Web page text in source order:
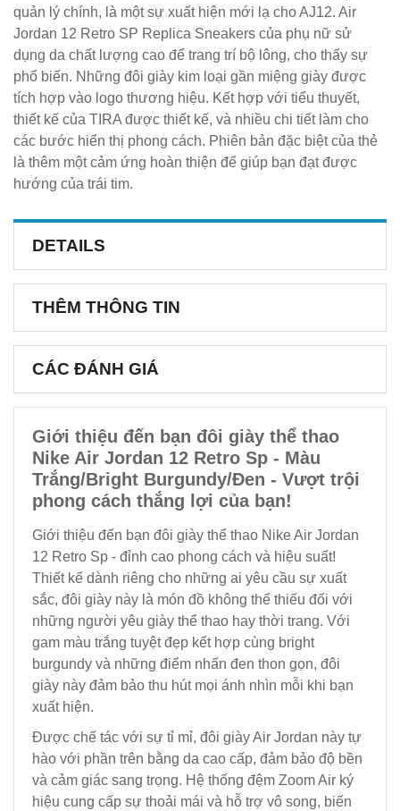
quản lý chính, là một sự xuất hiện mới lạ cho AJ12. Air
Jordan 12 Retro SP Replica Sneakers của phụ nữ sử
dụng da chất lượng cao để trang trí bộ lông, cho thấy sự
phổ biến. Những đôi giày kim loại gần miệng giày được
tích hợp vào logo thương hiệu. Kết hợp với tiểu thuyết,
thiết kế của TIRA được thiết kế, và nhiều chi tiết làm cho
các bước hiển thị phong cách. Phiên bản đặc biệt của thẻ
là thêm một cảm ứng hoàn thiện để giúp bạn đạt được
hướng của trái tim.
DETAILS
THÊM THÔNG TIN
CÁC ĐÁNH GIÁ
Giới thiệu đến bạn đôi giày thể thao
Nike Air Jordan 12 Retro Sp - Màu
Trắng/Bright Burgundy/Đen - Vượt trội
phong cách thắng lợi của bạn!
Giới thiệu đến bạn đôi giày thể thao Nike Air Jordan
12 Retro Sp - đỉnh cao phong cách và hiệu suất!
Thiết kế dành riêng cho những ai yêu cầu sự xuất
sắc, đôi giày này là món đồ không thể thiếu đối với
những người yêu giày thể thao hay thời trang. Với
gam màu trắng tuyệt đẹp kết hợp cùng bright
burgundy và những điểm nhấn đen thon gọn, đôi
giày này đảm bảo thu hút mọi ánh nhìn mỗi khi bạn
xuất hiện.
Được chế tác với sự tỉ mỉ, đôi giày Air Jordan này tự
hào với phần trên bằng da cao cấp, đảm bảo độ bền
và cảm giác sang trọng. Hệ thống đệm Zoom Air ký
hiệu cung cấp sự thoải mái và hỗ trợ vô song, biến